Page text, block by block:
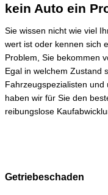
kein Auto ein
Sie wissen nicht wie viel
wert ist oder kennen sich
Problem, Sie bekommen
Egal in welchem Zustand
Fahrzeugspezialisten
haben wir für Sie den
reibungslose
Getriebeschaden